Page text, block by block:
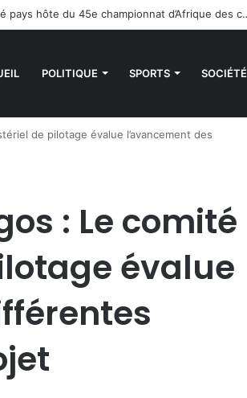
la CEDEAO : Le Bénin tend la main au Niger
POLITIQUE SPORTS SOCIÉTÉ
de pilotage évalue l’avancement des
: Le comité
évalue